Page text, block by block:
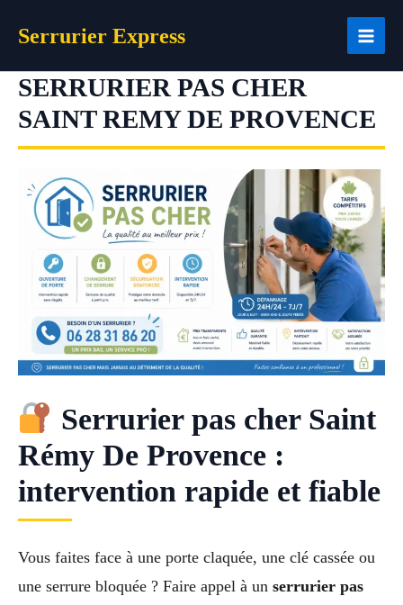
Serrurier Express
SERRURIER PAS CHER
SAINT REMY DE PROVENCE
Serrurier pas cher Saint
Rémy De Provence :
intervention rapide et fiable
Vous faites face à une porte claquée, une clé cassée ou
une serrure bloquée ? Faire appel à un serrurier pas